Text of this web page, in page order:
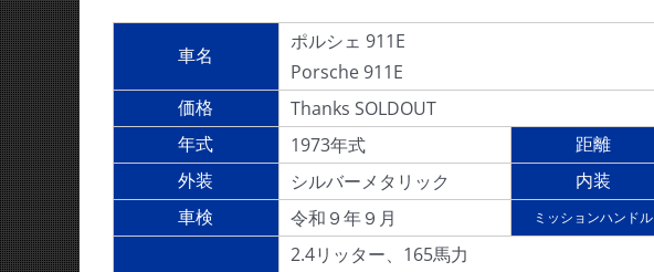
車名
ポルシェ 911E
Porsche 911E
価格 Thanks SOLDOUT
年式 1973年式 距離
外装 シルバーメタリック 内装
車検 令和９年９月 ミッションハンドル
2.4リッター、165馬力